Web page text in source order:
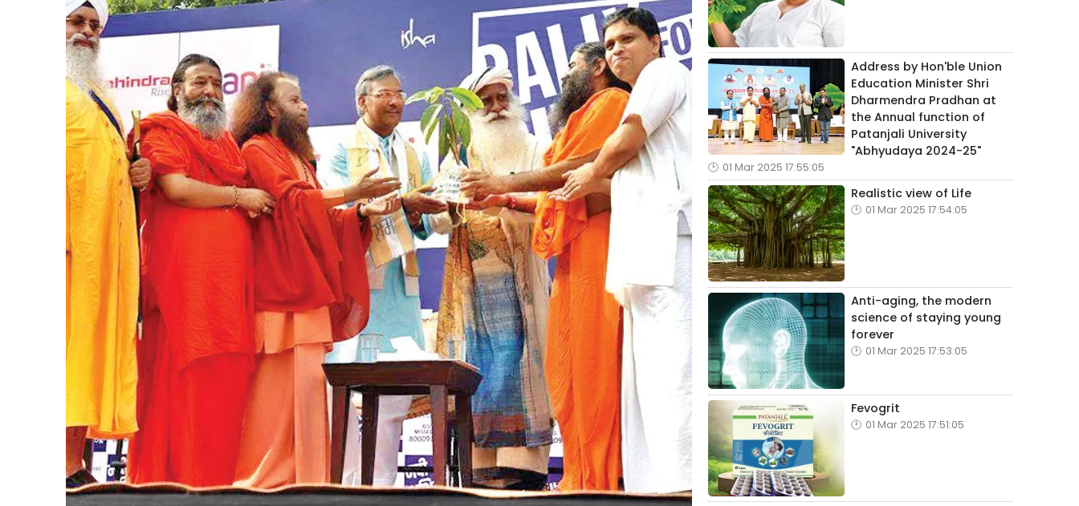
Address by Hon'ble Union
Education Minister Shri
Dharmendra Pradhan at
the Annual function of
Patanjali University
"Abhyudaya 2024-25"
01 Mar 2025 17:55:05
Realistic view of Life
01 Mar 2025 17:54:05
Anti-aging, the modern
science of staying young
forever
01 Mar 2025 17:53:05
Fevogrit
01 Mar 2025 17:51:05